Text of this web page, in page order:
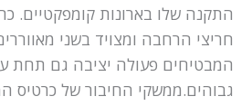
חריצי הרחבה ומצויד בשני
המבטיחים פעולה יציבה גם תחת